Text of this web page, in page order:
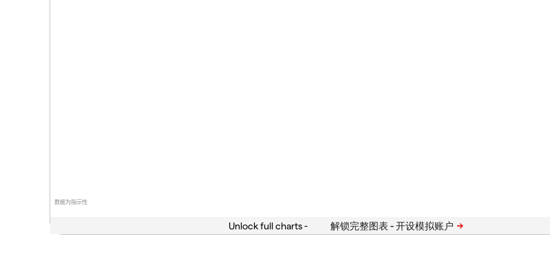
数据为指示性
Unlock full charts -